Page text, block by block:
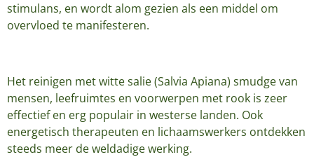
stimulans, en wordt alom gezien als een middel om
overvloed te manifesteren.
Het reinigen met witte salie (Salvia Apiana) smudge van
mensen, leefruimtes en voorwerpen met rook is zeer
effectief en erg populair in westerse landen. Ook
energetisch therapeuten en lichaamswerkers ontdekken
steeds meer de weldadige werking.